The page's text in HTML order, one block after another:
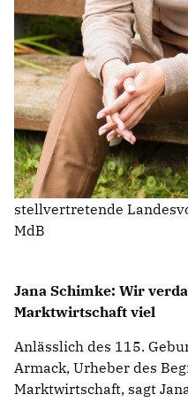
75 JAHRE
Jana Schimke: Wir
Marktwirtschaft viel
Anlässlich des 115.
Armack, Urheber des
Marktwirtschaft, sagt
stellvertretende
MdB